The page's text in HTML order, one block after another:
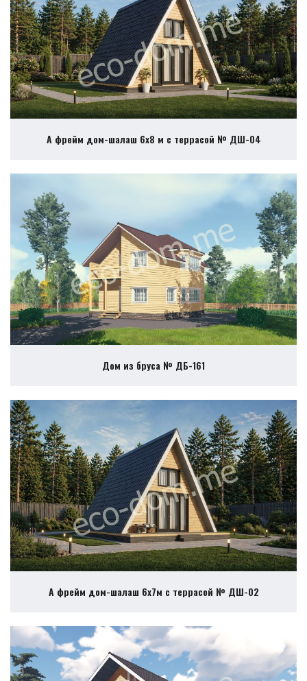
А фрейм дом-шалаш 6х8 м с террасой № ДШ-04
Дом из бруса № ДБ-161
А фрейм дом-шалаш 6х7м с террасой № ДШ-02